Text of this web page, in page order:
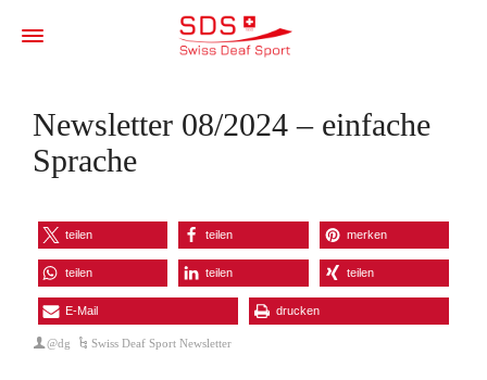
Newsletter 08/2024 – einfache
Sprache
teilen teilen merken
teilen teilen teilen
E-Mail drucken
@dg Swiss Deaf Sport Newsletter